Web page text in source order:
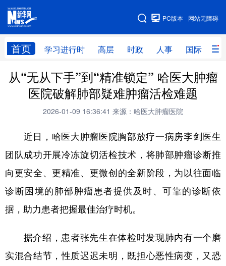
网站无障碍
PC版本
首页 学习进行时 高层 时政 人事 国际 财
网站地图
学习进行时 高层 时政 人事
国际 财经 网评 港澳
全球连线
科技 科普 体育 文化
健康 军事 访谈 视频
食品 人居 信息化
会展 娱乐 时尚
从“无从下手”到“精准锁定” 哈医大肿瘤
医院破解肺部疑难肿瘤活检难题
2026-01-09 16:36:41 来源：哈医大肿瘤医院
近日，哈医大肿瘤医院胸部放疗一病房李剑医生
团队成功开展冷冻旋切活检技术，将肺部肿瘤诊断推
向更安全、更精准、更微创的全新阶段，为以往面临
诊断困境的肺部肿瘤患者提供及时、可靠的诊断依
据，助力患者把握最佳治疗时机。
据介绍，患者张先生在体检时发现肺内有一个磨
实混合结节，性质迟迟未明，既担心恶性病变，又恐